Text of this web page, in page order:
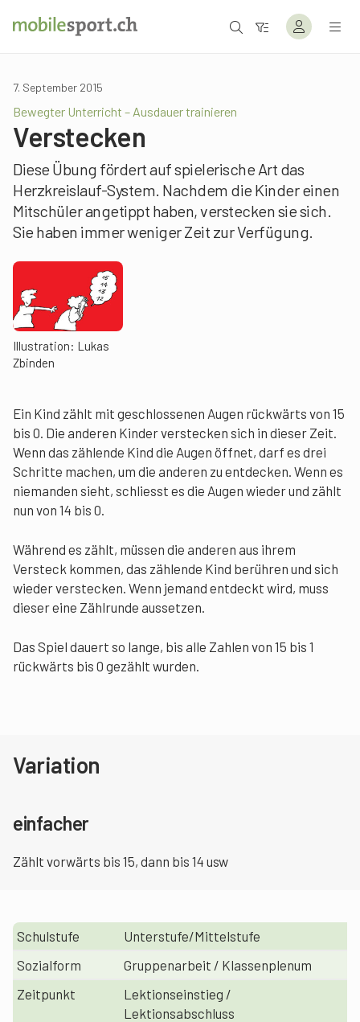
7. September 2015
Bewegter Unterricht – Ausdauer trainieren
Verstecken
Diese Übung fördert auf spielerische Art das
Herzkreislauf-System. Nachdem die Kinder einen
Mitschüler angetippt haben, verstecken sie sich.
Sie haben immer weniger Zeit zur Verfügung.
Illustration: Lukas
Zbinden
Ein Kind zählt mit geschlossenen Augen rückwärts von 15
bis 0. Die anderen Kinder verstecken sich in dieser Zeit.
Wenn das zählende Kind die Augen öffnet, darf es drei
Schritte machen, um die anderen zu entdecken. Wenn es
niemanden sieht, schliesst es die Augen wieder und zählt
nun von 14 bis 0.
Während es zählt, müssen die anderen aus ihrem
Versteck kommen, das zählende Kind berühren und sich
wieder verstecken. Wenn jemand entdeckt wird, muss
dieser eine Zählrunde aussetzen.
Das Spiel dauert so lange, bis alle Zahlen von 15 bis 1
rückwärts bis 0 gezählt wurden.
Variation
einfacher
Zählt vorwärts bis 15, dann bis 14 usw
Schulstufe
Unterstufe/Mittelstufe
Sozialform
Gruppenarbeit / Klassenplenum
Zeitpunkt
Lektionseinstieg /
Lektionsabschluss